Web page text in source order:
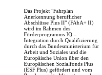
Das Projekt "Fahrplan
Anerkennung beruflicher
Abschlüsse Plus II" (FAbA+ II)
wird im Rahmen des
Förderprogramms IQ –
Integration durch Qualifizierung
durch das Bundesministerium für
Arbeit und Soziales und die
Europäische Union über den
Europäischen Sozialfonds Plus
(ESF Plus) gefördert und vom